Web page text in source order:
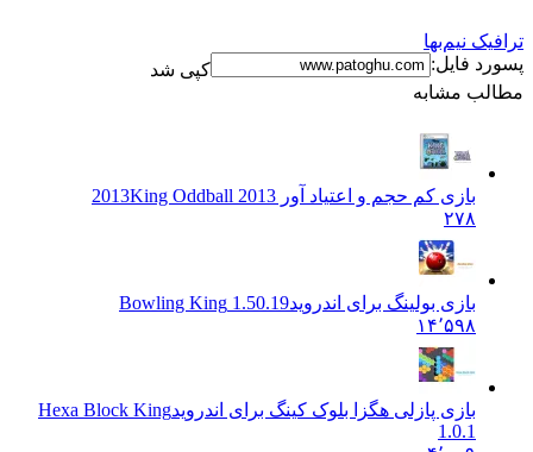
نیم‌بها
فایل:
کپی شد
مشابه
بازی کم حجم و اعتیاد آور 2013King Oddball 2013
بازی بولینگ برای اندروید 1.50.19 Bowling King
۱۴٬۵۹۸
بازی پازلی هگزا بلوک کینگ برای اندروید Hexa Block King